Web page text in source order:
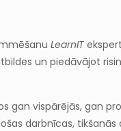
LearnIT
un piedāvājot
gan vispārējās, gan
darbnīcas,